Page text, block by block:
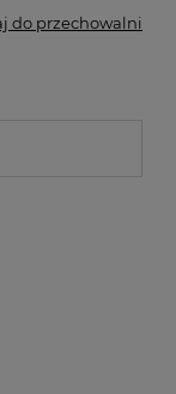
do przechowalni